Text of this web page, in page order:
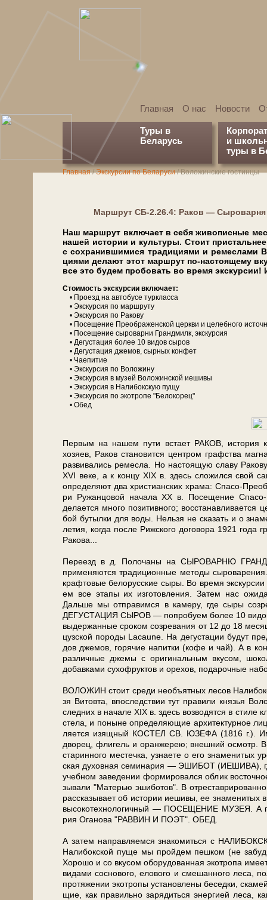
Главная О нас Новости
Туры в
Беларусь
и
туры в
Главная/Экскурсии по Беларуси/Воложинские гостинцы
Марш­рут СБ-2.26.4: Раков —
Наш маршрут вклю­ча­ет в се­бя жи­во­пис­ные
на­шей ис­то­рии и куль­ту­ры. Сто­ит
с сохранившимися тра­ди­ци­я­ми и ре­мес­ла­ми
ци­я­ми де­ла­ют этот маршрут по-настоящему
все это бу­дем пробовать во вре­мя
Сто­и­мость экс­кур­сии вклю­ча­ет:
• Проезд на ав­то­бу­се турк­лас­са
• Экс­кур­сия по марш­ру­ту
• Экс­кур­сия по Ракову
• По­се­ще­ние Преображенской церк­ви и целебного
• По­се­ще­ние сыроварни Грандмилк, экскурсия
• Де­гу­ста­ция бо­лее 10 ви­дов сы­ров
• Де­гу­ста­ция джемов, сырных конфет
• Чаепитие
• Экс­кур­сия по Воложину
• Экс­кур­сия в му­зей Воложинской иешивы
• Экс­кур­сия в Налибокскую пу­щу
• Экс­кур­сия по экотропе "Белокорец"
• Обед
Первым на на­шем пу­ти встает РАКОВ, ис­то­рия
хозяев, Ра­ков ста­но­вит­ся цен­тром графства
развивались ремесла. Но настоящую сла­ву
XVI ве­ке, а к кон­цу XIX в. здесь сложился свой
опре­де­ля­ют два христианских хра­ма: Спасо-
ри Ру­жан­цо­вой на­ча­ла XX в. По­се­ще­ние
делается мно­го позитивного;
бой бу­тыл­ки для во­ды. Нельзя не сказать и о
ле­тия, ко­гда по­сле Рижского договора 1921
Ракова...
Пе­ре­езд в д. Полочаны на СЫРОВАРНЮ
применяются тра­ди­ци­он­ные ме­то­ды
крафтовые бе­ло­рус­ские сыры. Во вре­мя
ем все эта­пы их из­го­тов­ле­ния. За­тем нас
Дальше мы от­пра­вим­ся в ка­ме­ру, где сыры
ДЕГУСТАЦИЯ СЫРОВ — по­про­бу­ем бо­лее 10
выдержанные сроком созревания от 12 до 18
цуз­ской по­ро­ды Lacaune. На де­густа­ции бу­дут
дов джемов, го­ря­чие напитки (ко­фе и чай). А в
раз­лич­ные джемы с ори­ги­наль­ным вку­сом,
добавками сухофруктов и орехов, подарочные
ВОЛОЖИН стоит сре­ди необъятных ле­сов
зя Ви­то­вта, впо­след­ствии тут правили князья
след­них в на­ча­ле XIX в. здесь возводятся в
сте­ла, и по­ны­не определяющие архитектурное
ля­ет­ся изящ­ный КОСТЕЛ СВ. ЮЗЕФА (1816 г.).
дво­рец, флигель и оранжерею; внешний осмотр.
ста­рин­но­го ме­с­теч­ка, узна­е­те о его
ская духовная се­ми­на­рия — ЭШИБОТ (ИЕШИВА),
учебном заведении формировался об­лик
зы­ва­ли "Матерью эшиботов". В
рас­ска­зы­ва­ет об ис­то­рии иешивы, ее зна­ме­ни­тых
высокотехнологичный — ПОСЕЩЕНИЕ МУЗЕЯ. А
рия Оганова "РАВВИН И ПОЭТ". ОБЕД.
А затем на­прав­ля­ем­ся зна­ко­мить­ся с
Налибокской пуще мы прой­дем пеш­ком (не
Хорошо и со вку­сом обо­ру­до­ван­ная экотропа
ви­да­ми сос­но­во­го, елового и смешанного ле­са,
про­тя­же­нии экотропы уста­нов­ле­ны бе­сед­ки,
щие, как правильно за­ря­дить­ся энер­ги­ей ле­са,